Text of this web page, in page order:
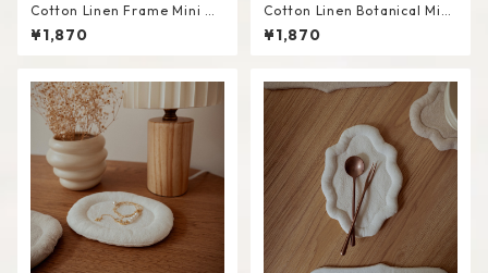
Cotton Linen Frame Mini M
at #Beige
¥1,870
Cotton Linen Botanical Mini
Mat #White
¥1,870